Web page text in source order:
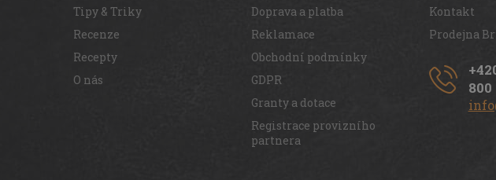
Tipy & Triky
Recenze
Recepty
O nás
Doprava a platba
Reklamace
Obchodní podmínky
GDPR
Granty a dotace
Registrace provizního
partnera
Kontakt
Prodejna
800